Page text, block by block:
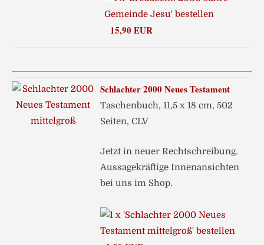
15,90 EUR
Schlachter 2000 Neues Testament
Taschenbuch, 11,5 x 18 cm, 502
Seiten, CLV
Jetzt in neuer Rechtschreibung.
Aussagekräftige Innenansichten
bei uns im Shop.